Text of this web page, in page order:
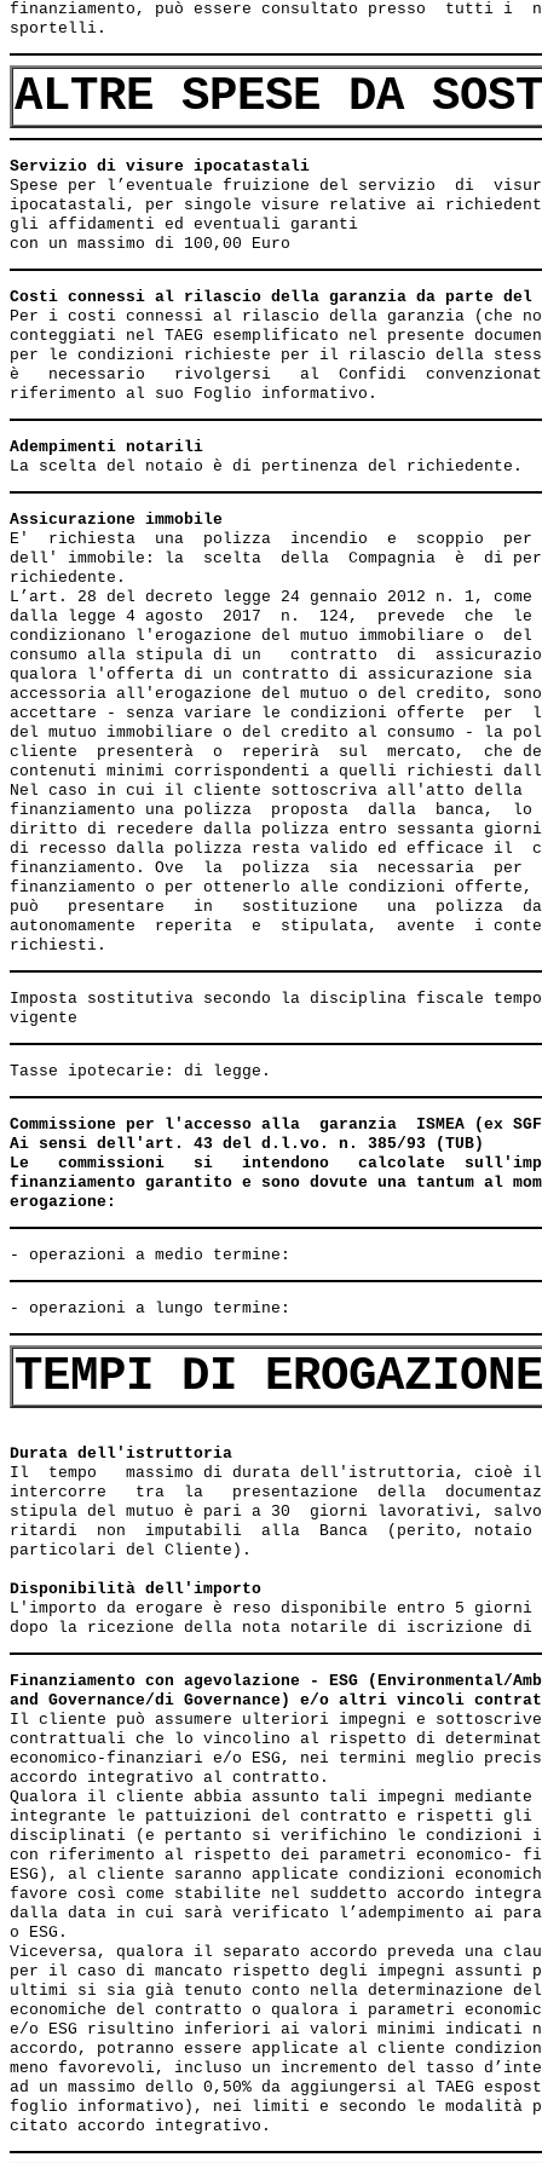
finanziamento, può essere consultato presso  tutti i
ALTRE SPESE DA
Servizio di visure ipocatastali
Spese per l’eventuale fruizione del servizio  di
ipocatastali, per singole visure relative ai
gli affidamenti ed eventuali garanti
Costi connessi al rilascio della garanzia da parte del
Per i costi connessi al rilascio della garanzia (che
conteggiati nel TAEG esemplificato nel presente
per le condizioni richieste per il rilascio della
è   necessario   rivolgersi   al  Confidi
Adempimenti notarili
Assicurazione immobile
E'  richiesta  una  polizza  incendio  e  scoppio
dell' immobile: la  scelta  della  Compagnia  è  di
richiedente.
L’art. 28 del decreto legge 24 gennaio 2012 n. 1,
dalla legge 4 agosto  2017  n.  124,  prevede  che  le
condizionano l'erogazione del mutuo immobiliare o
consumo alla stipula di un   contratto  di
qualora l'offerta di un contratto di assicurazione sia
accessoria all'erogazione del mutuo o del credito,
accettare - senza variare le condizioni offerte  per
del mutuo immobiliare o del credito al consumo - la
cliente  presenterà  o  reperirà  sul  mercato,  che
contenuti minimi corrispondenti a quelli richiesti
Nel caso in cui il cliente sottoscriva all'atto della
finanziamento una polizza  proposta  dalla  banca,
diritto di recedere dalla polizza entro sessanta
di recesso dalla polizza resta valido ed efficace il
finanziamento. Ove  la  polizza  sia  necessaria
finanziamento o per ottenerlo alle condizioni
può   presentare   in   sostituzione   una  polizza
autonomamente  reperita  e  stipulata,  avente  i
Imposta sostitutiva secondo la disciplina fiscale
Commissione per l'accesso alla  garanzia  ISMEA (ex
Ai sensi dell'art. 43 del d.l.vo. n. 385/93 (TUB)
Le   commissioni   si   intendono   calcolate
finanziamento garantito e sono dovute una tantum al
erogazione:
TEMPI DI EROGAZIONE
Durata dell'istruttoria
Il  tempo   massimo di durata dell'istruttoria, cioè il
intercorre   tra  la   presentazione  della
stipula del mutuo è pari a 30  giorni lavorativi,
ritardi  non  imputabili  alla  Banca  (perito, notaio
particolari del Cliente).
Disponibilità dell'importo
L'importo da erogare è reso disponibile entro 5
Finanziamento con agevolazione - ESG (Environmental/
and Governance/di Governance) e/o altri vincoli
Il cliente può assumere ulteriori impegni e
contrattuali che lo vincolino al rispetto di
economico-finanziari e/o ESG, nei termini meglio
accordo integrativo al contratto.
Qualora il cliente abbia assunto tali impegni mediante
integrante le pattuizioni del contratto e rispetti gli
disciplinati (e pertanto si verifichino le condizioni
con riferimento al rispetto dei parametri economico-
ESG), al cliente saranno applicate condizioni
favore così come stabilite nel suddetto accordo
dalla data in cui sarà verificato l’adempimento ai
o ESG.
Viceversa, qualora il separato accordo preveda una
per il caso di mancato rispetto degli impegni assunti
ultimi si sia già tenuto conto nella determinazione
economiche del contratto o qualora i parametri
e/o ESG risultino inferiori ai valori minimi indicati
accordo, potranno essere applicate al cliente
meno favorevoli, incluso un incremento del tasso
ad un massimo dello 0,50% da aggiungersi al TAEG
foglio informativo), nei limiti e secondo le modalità